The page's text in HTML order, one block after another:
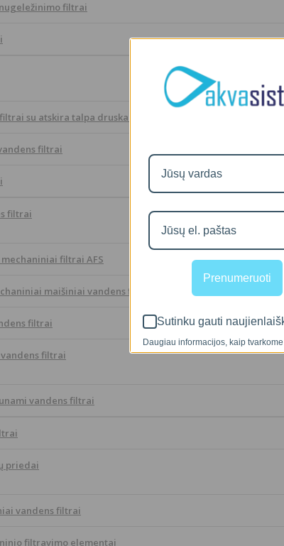
filtrai
su atskira talpa druskai
filtrai
filtrai
filtrai AFS
maišiniai vandens filtrai
filtrai
filtrai
vandens filtrai
priedai
vandens filtrai
filtravimo elementai
Prenumeruoti
Sutinku gauti
Daugiau informacijos, kaip